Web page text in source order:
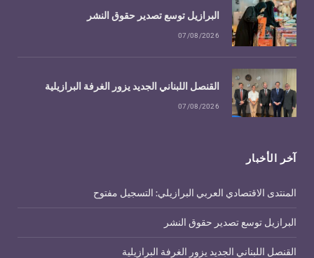
آخر الأخبار
المنتدى الاقتصادي العربي البرازيلي: التسجيل مفتوح
البرازيل توسع تصدير حقوق النشر
القنصل اللبناني الجديد يزور الغرفة البرازيلية
البرازيل توسع تصدير حقوق النشر
07/08/2026
القنصل اللبناني الجديد يزور الغرفة البرازيلية
07/08/2026